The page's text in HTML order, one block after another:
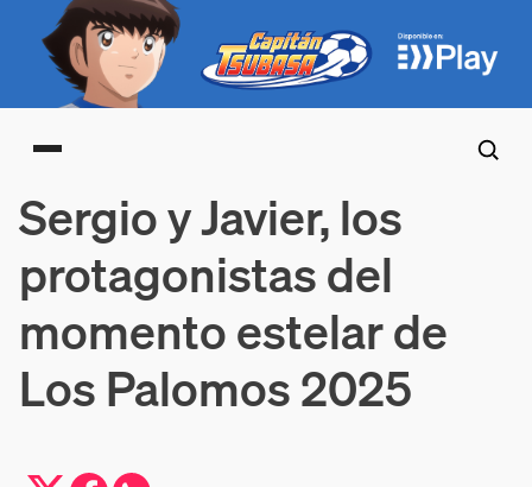
Main menu
Sergio y Javier, los
protagonistas del
momento estelar de
Los Palomos 2025